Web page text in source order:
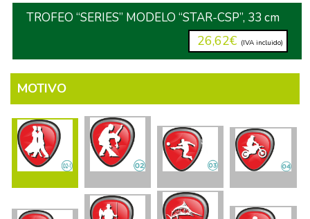
TROFEO “SERIES” MODELO “STAR-CSP”, 33 cm
26,62€ (IVA incluido)
MOTIVO